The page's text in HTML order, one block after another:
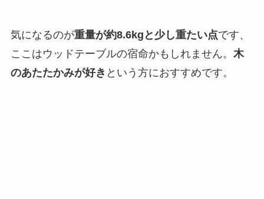
気になるのが重量が約8.6kgと少し重たい点です、
ここはウッドテーブルの宿命かもしれません。 木
のあたたかみが好き という方におすすめです。